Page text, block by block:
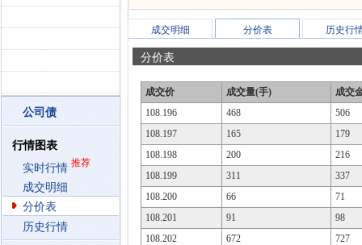
公司债
行情图表
实时行情 推荐
成交明细
分价表
历史行情
成交明细 分价表 历史行
分价表
成交价 成交量(手)
成交
108.196
468
506
108.197
165
179
108.198
200
216
108.199
311
337
108.200
66
71
108.201
91
98
108.202
672
727